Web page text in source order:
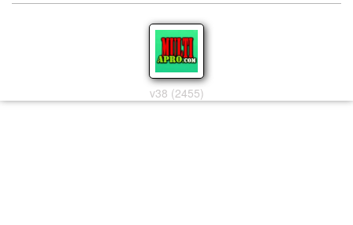
v38 (2455)